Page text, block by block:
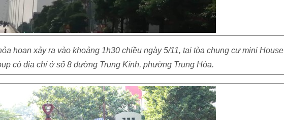
hoạn xảy ra vào khoảng 1h30 chiều ngày 5/11, tại tòa chung cư mini House
có địa chỉ ở số 8 đường Trung Kính, phường Trung Hòa.